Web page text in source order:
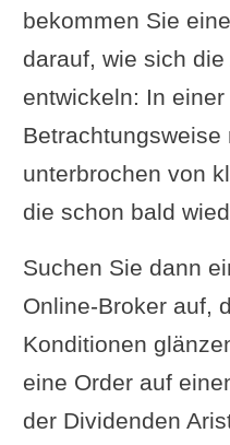
bekommen Sie
darauf, wie sich
entwickeln: In
Betrachtungsweise
unterbrochen von
die schon bald
Suchen Sie dann
Online-Broker auf,
Konditionen
eine Order auf
der Dividenden